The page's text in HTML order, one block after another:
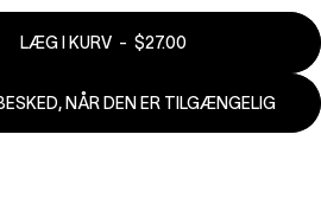
LÆG I KURV - $27.00
NÅR DEN ER TILGÆNGELIG